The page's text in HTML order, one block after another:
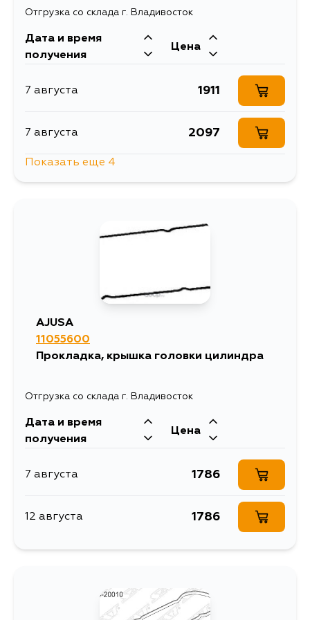
Отгрузка со склада г. Владивосток
Дата и время
получения
Цена
7 августа 1911
7 августа 2097
1607
Показать еще 4
AJUSA
11055600
Прокладка, крышка головки цилиндра
Отгрузка со склада г. Владивосток
Дата и время
получения
Цена
7 августа 1786
12 августа 1786